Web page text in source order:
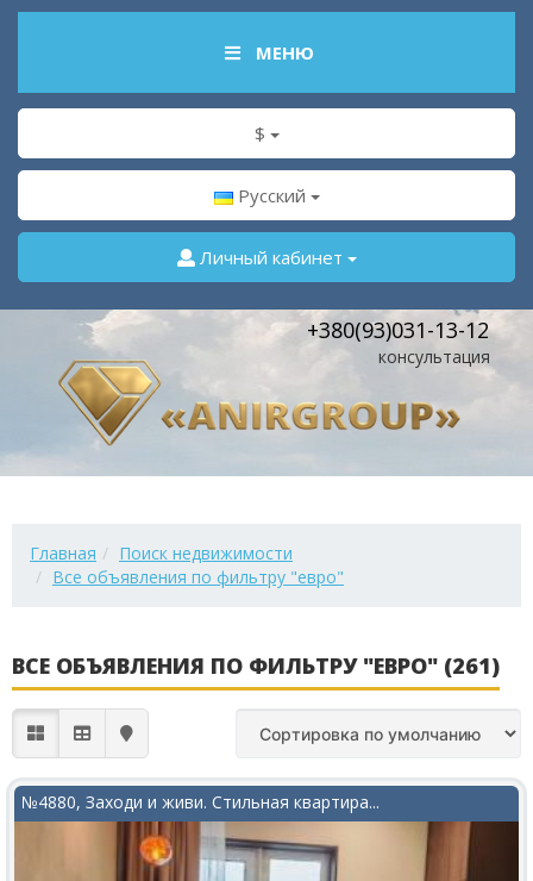
МЕНЮ
$
Русский
Личный кабинет
+380(93)031-13-12
консультация
Главная
Поиск недвижимости
Все объявления по фильтру "евро"
ВСЕ ОБЪЯВЛЕНИЯ ПО ФИЛЬТРУ "ЕВРО" (261)
№4880, Заходи и живи. Стильная квартира...